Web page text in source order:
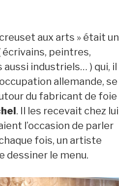
aux arts » était un
écrivains, peintres,
industriels… ) qui, il
allemande, se
du fabricant de foie
. Il les recevait chez lui
l’occasion de parler
fois, un artiste
dessiner le menu.